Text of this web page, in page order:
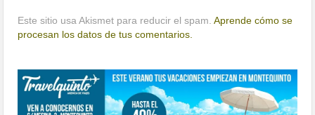
Este sitio usa Akismet para reducir el spam.Aprende cómo se
procesan los datos de tus comentarios.